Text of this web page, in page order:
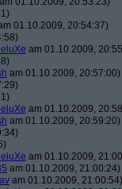
01.10.2009, 20:54:37)
am 01.10.2009,
am 01.10.2009, 20:57:00)
am 01.10.2009,
am 01.10.2009, 20:59:20)
am 01.10.2009,
am 01.10.2009, 21:00:24)
am 01.10.2009, 21:00:54)